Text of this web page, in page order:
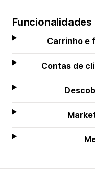
Funcionalidades
Carrinho e
Contas de